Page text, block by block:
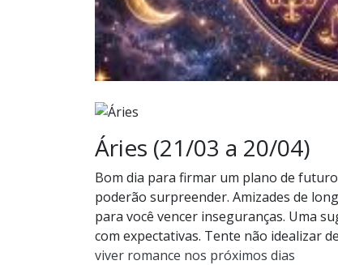
Áries (21/03 a 20/04)
Bom dia para firmar um plano de
poderão surpreender. Amizades de
para você vencer inseguranças. Uma
com expectativas. Tente não idealizar
viver romance nos próximos dias